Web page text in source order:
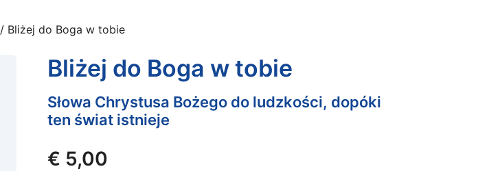
/ Bliżej do Boga w tobie
Bliżej do Boga w tobie
Słowa Chrystusa Bożego do ludzkości, dopóki
ten świat istnieje
€ 5,00